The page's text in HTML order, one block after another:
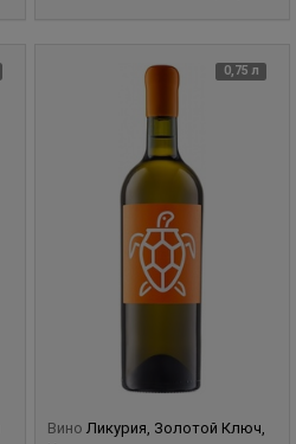
0,75 л
Вино Ликурия, Золотой Ключ,